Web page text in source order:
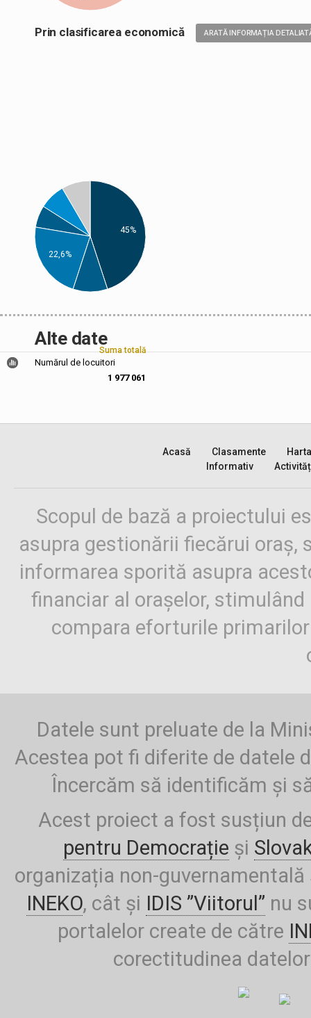
Prin clasificarea economică ARATĂ INFORMAȚIA
45%
22,6%
Alte date
Suma totală
Numărul de locuitori
1 977 061
Acasă Clasamente
Harta
Informativ
Scopul de bază a proiectului
asupra gestionării fiecărui oraș,
informarea sporită asupra
financiar al orașelor,
compara eforturile
Datele sunt preluate de la
Acestea pot fi diferite de datele
Încercăm să identificăm și
Acest proiect a fost susțiun
pentru Democrație și
organizația non-
INEKO, cât și IDIS ”Viitorul” nu
portalelor create de către
corectitudinea